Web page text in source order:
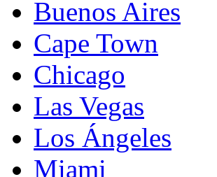
Buenos Aires
Cape Town
Chicago
Las Vegas
Los Ángeles
Miami